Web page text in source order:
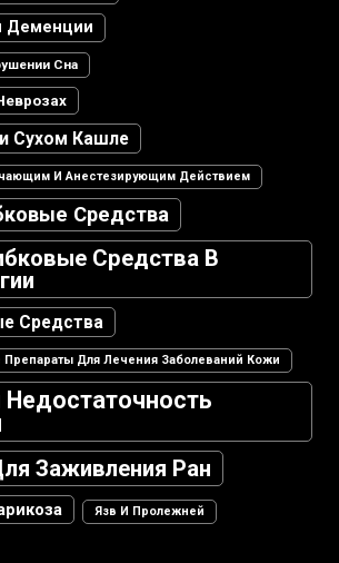
Деменции
Сна
Сухом Кашле
И Анестезирующим Действием
Средства
Средства В
Средства
Для Лечения Заболеваний Кожи
Заживления Ран
Язв И Пролежней